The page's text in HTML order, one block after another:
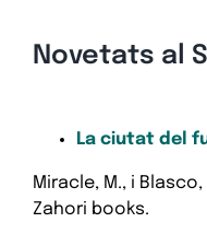
Novetats al
La ciutat del
Miracle, M., i Blasco,
Zahori books.